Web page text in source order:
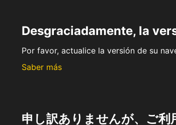
Desgraciadamente, la
Por favor, actualice la versión de su
Saber más
申し訳ありませんが、ご